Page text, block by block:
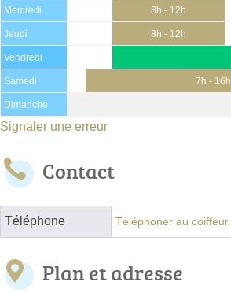
Mercredi 8h - 12h
Jeudi 8h - 12h
Vendredi
Samedi 7h - 16h
Dimanche
Signaler une erreur
Contact
Téléphone Téléphoner au coiffeur
Plan et adresse